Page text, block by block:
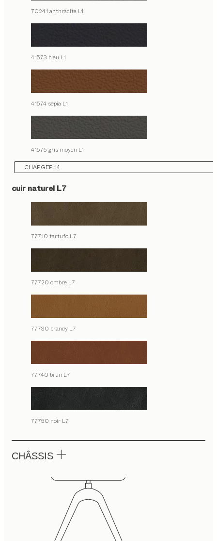
70241 anthracite L1
41573 bleu L1
41574 sepia L1
41575 gris moyen L1
CHARGER 14
cuir naturel L7
77710 tartufo L7
77720 ombre L7
77730 brandy L7
77740 brun L7
77750 noir L7
CHÂSSIS